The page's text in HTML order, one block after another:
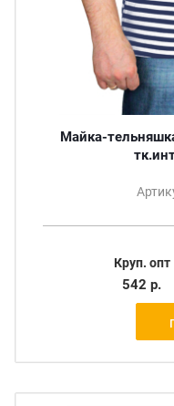
Майка-
Круп. опт
542 р.